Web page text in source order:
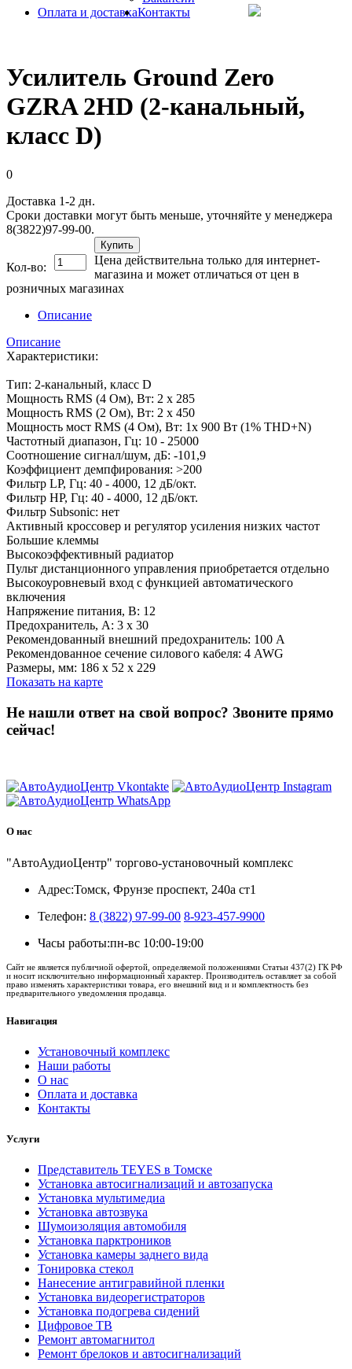
Оплата и доставкаКонтакты
Усилитель Ground Zero
GZRA 2HD (2-канальный,
класс D)
0
Доставка 1-2 дн.
Сроки доставки могут быть меньше, уточняйте у менеджера
8(3822)97-99-00.
Кол-во:
Купить
Цена действительна только для интернет-
магазина и может отличаться от цен в
розничных магазинах
Описание
Описание
Характеристики:
Тип: 2-канальный, класс D
Мощность RMS (4 Ом), Вт: 2 x 285
Мощность RMS (2 Ом), Вт: 2 x 450
Мощность мост RMS (4 Ом), Вт: 1x 900 Вт (1% THD+N)
Частотный диапазон, Гц: 10 - 25000
Соотношение сигнал/шум, дБ: -101,9
Коэффициент демпфирования: >200
Фильтр LP, Гц: 40 - 4000, 12 дБ/окт.
Фильтр HP, Гц: 40 - 4000, 12 дБ/окт.
Фильтр Subsonic: нет
Активный кроссовер и регулятор усиления низких частот
Большие клеммы
Высокоэффективный радиатор
Пульт дистанционного управления приобретается отдельно
Высокоуровневый вход с функцией автоматического
включения
Напряжение питания, В: 12
Предохранитель, А: 3 х 30
Рекомендованный внешний предохранитель: 100 А
Рекомендованное сечение силового кабеля: 4 AWG
Размеры, мм: 186 x 52 x 229
Показать на карте
Не нашли ответ на свой вопрос? Звоните прямо
сейчас!
О нас
"АвтоАудиоЦентр" торгово-установочный комплекс
Адрес:Томск, Фрунзе проспект, 240а ст1
Телефон: 8 (3822) 97-99-00 8-923-457-9900
Часы работы:пн-вс 10:00-19:00
Сайт не является публичной офертой, определяемой положениями Статьи 437(2) ГК РФ
и носит исключительно информационный характер. Производитель оставляет за собой
право изменять характеристики товара, его внешний вид и и комплектность без
предварительного уведомления продавца.
Навигация
Установочный комплекс
Наши работы
О нас
Оплата и доставка
Контакты
Услуги
Представитель TEYES в Томске
Установка автосигнализаций и автозапуска
Установка мультимедиа
Установка автозвука
Шумоизоляция автомобиля
Установка парктроников
Установка камеры заднего вида
Тонировка стекол
Нанесение антигравийной пленки
Установка видеорегистраторов
Установка подогрева сидений
Цифровое ТВ
Ремонт автомагнитол
Ремонт брелоков и автосигнализаций